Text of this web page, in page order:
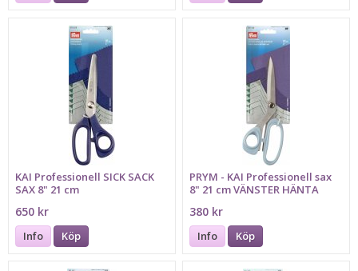
KAI Professionell SICK SACK
SAX 8" 21 cm
650 kr
Info Köp
PRYM - KAI Professionell sax
8" 21 cm VÄNSTER HÄNTA
380 kr
Info Köp